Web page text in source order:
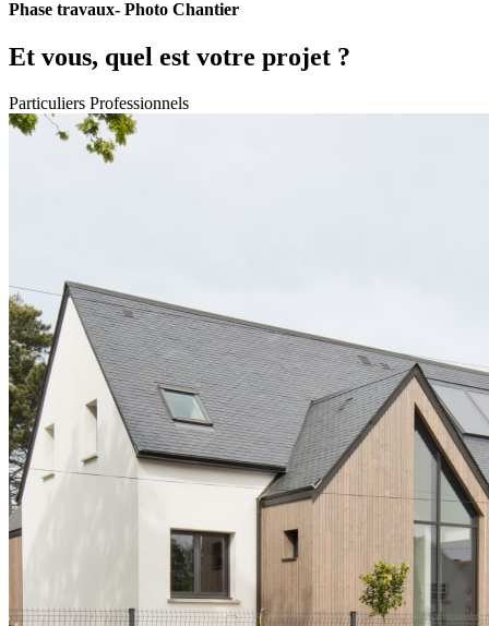
Phase travaux- Photo Chantier
Et vous, quel est votre projet ?
Particuliers Professionnels